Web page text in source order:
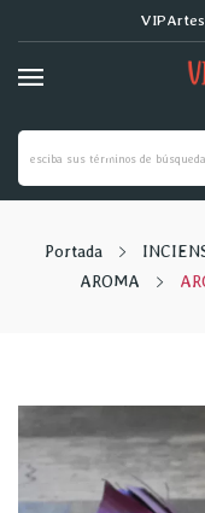
Portada
AROMA